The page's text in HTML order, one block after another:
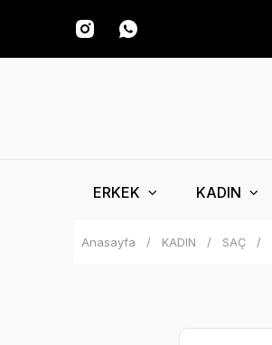
ERKEK KADIN
Anasayfa KADIN SAÇ